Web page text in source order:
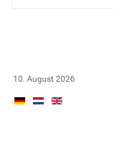
10. August 2026